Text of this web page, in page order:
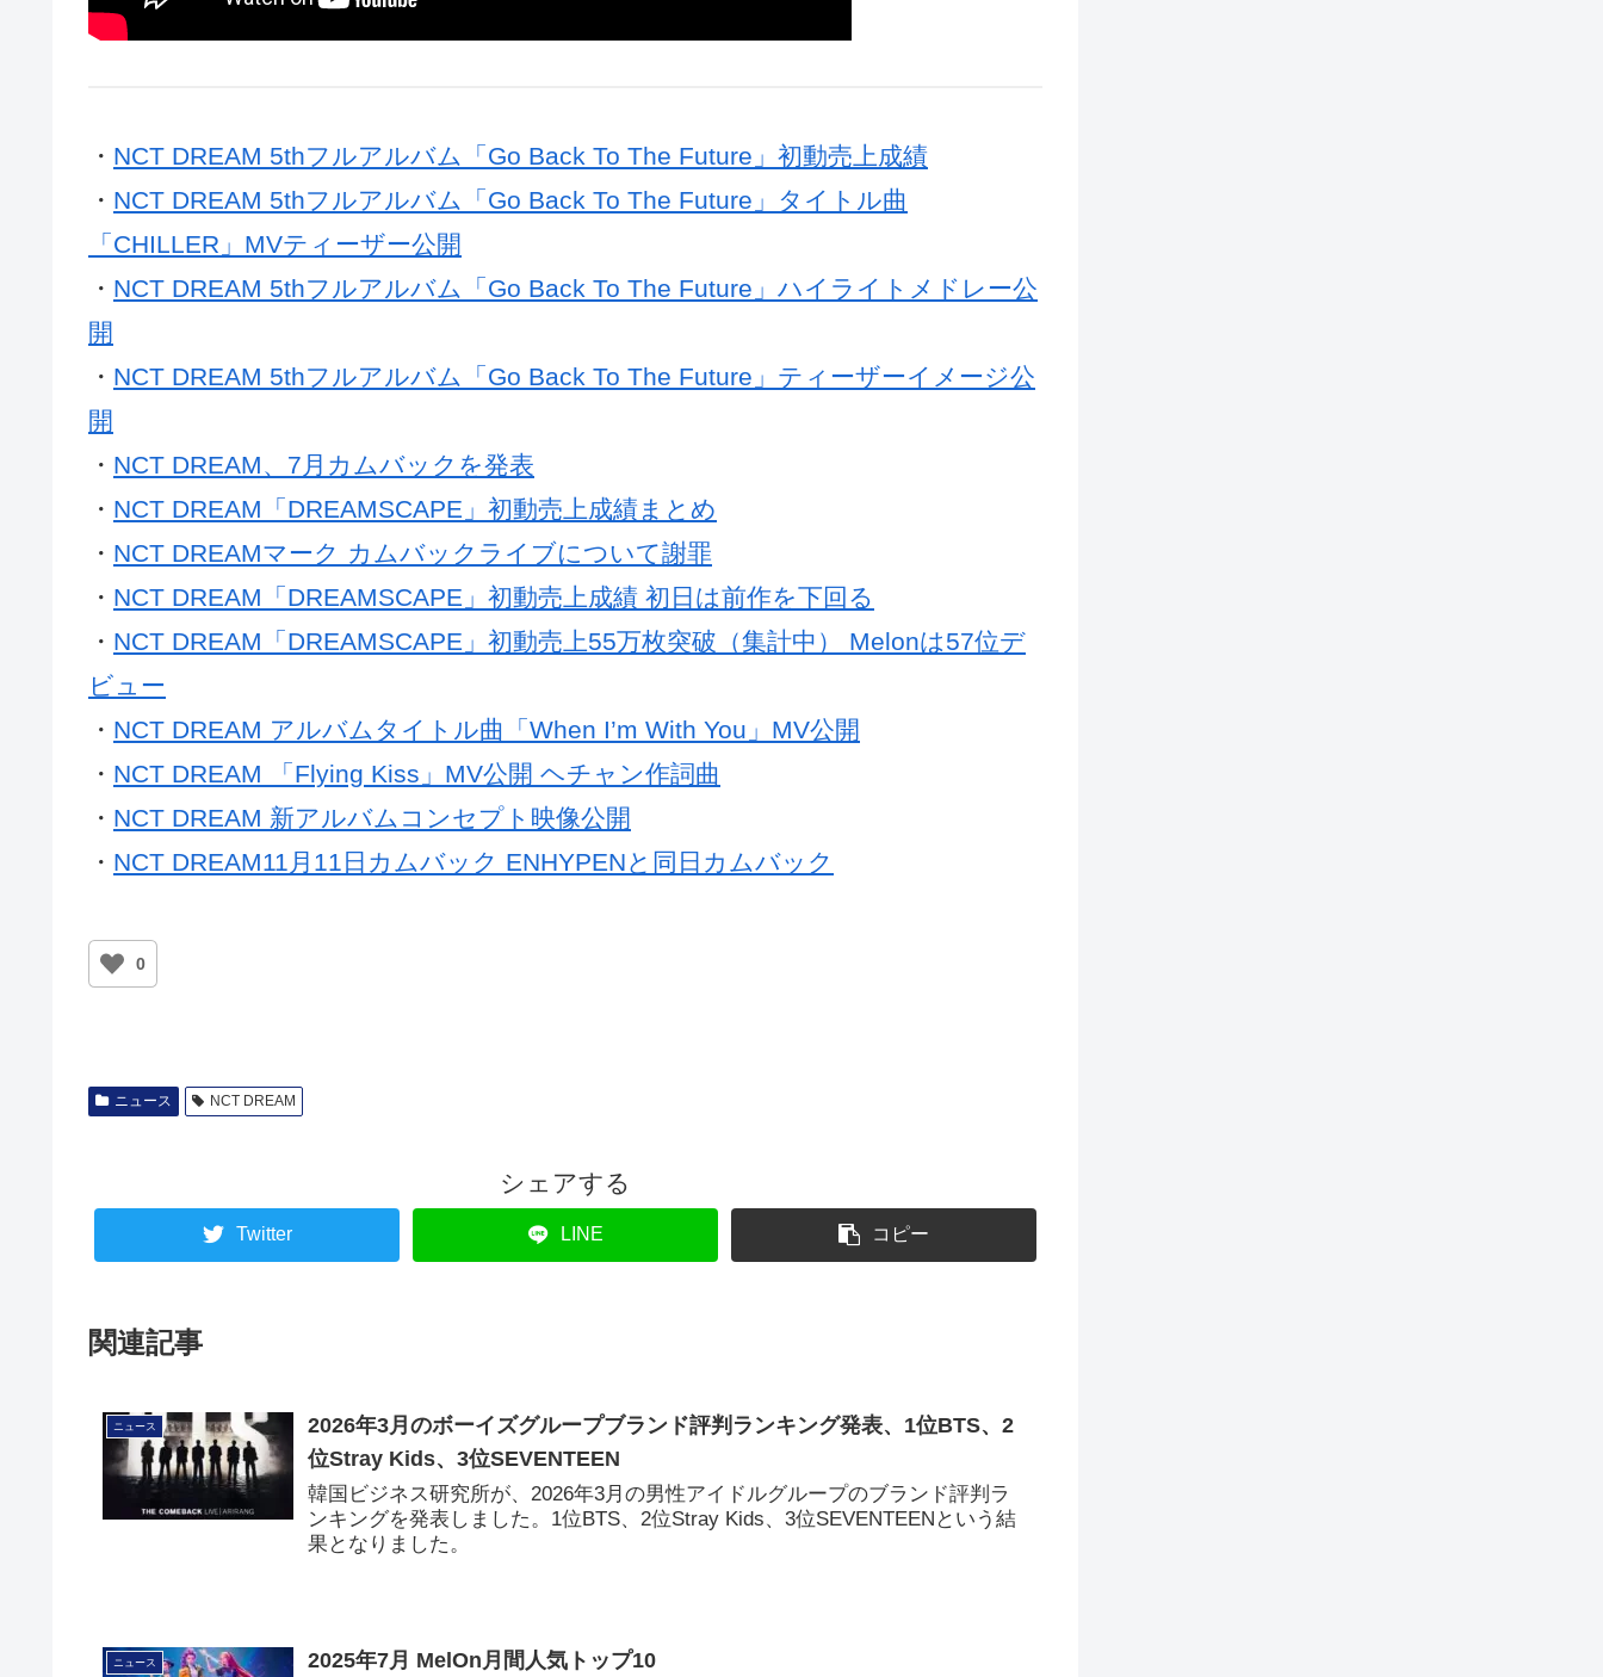
・ NCT DREAM 5thフルアルバム「Go Back To The Future」初動売上成績
・ NCT DREAM 5thフルアルバム「Go Back To The Future」タイトル曲
「CHILLER」MVティーザー公開
・ NCT DREAM 5thフルアルバム「Go Back To The Future」ハイライトメドレー公
開
・ NCT DREAM 5thフルアルバム「Go Back To The Future」ティーザーイメージ公
開
・ NCT DREAM、7月カムバックを発表
・ NCT DREAM「DREAMSCAPE」初動売上成績まとめ
・ NCT DREAMマーク カムバックライブについて謝罪
・ NCT DREAM「DREAMSCAPE」初動売上成績 初日は前作を下回る
・ NCT DREAM「DREAMSCAPE」初動売上55万枚突破（集計中） Melonは57位デ
ビュー
・ NCT DREAM アルバムタイトル曲「When I’m With You」MV公開
・ NCT DREAM 「Flying Kiss」MV公開 ヘチャン作詞曲
・ NCT DREAM 新アルバムコンセプト映像公開
・ NCT DREAM11月11日カムバック ENHYPENと同日カムバック
0
ニュース NCT DREAM
シェアする
Twitter LINE コピー
関連記事
ニュース
2026年3月のボーイズグループブランド評判ランキング発表、1位BTS、2
位Stray Kids、3位SEVENTEEN
韓国ビジネス研究所が、2026年3月の男性アイドルグループのブランド評判ラ
ンキングを発表しました。1位BTS、2位Stray Kids、3位SEVENTEENという結
果となりました。
ニュース 2025年7月 MelOn月間人気トップ10